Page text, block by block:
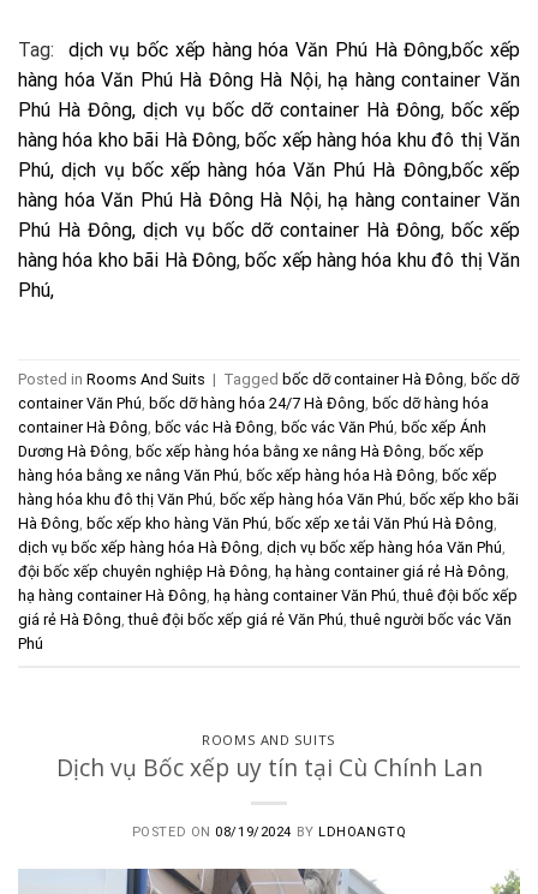
Tag: dịch vụ bốc xếp hàng hóa Văn Phú Hà Đông,bốc xếp
hàng hóa Văn Phú Hà Đông Hà Nội,hạ hàng container Văn
Phú Hà Đông, dịch vụ bốc dỡ container Hà Đông, bốc xếp
hàng hóa kho bãi Hà Đông,bốc xếp hàng hóa khu đô thị Văn
Phú, dịch vụ bốc xếp hàng hóa Văn Phú Hà Đông,bốc xếp
hàng hóa Văn Phú Hà Đông Hà Nội,hạ hàng container Văn
Phú Hà Đông, dịch vụ bốc dỡ container Hà Đông, bốc xếp
hàng hóa kho bãi Hà Đông,bốc xếp hàng hóa khu đô thị Văn
Phú,
Posted in Rooms And Suits | Tagged bốc dỡ container Hà Đông, bốc dỡ
container Văn Phú, bốc dỡ hàng hóa 24/7 Hà Đông, bốc dỡ hàng hóa
container Hà Đông, bốc vác Hà Đông, bốc vác Văn Phú, bốc xếp Ánh
Dương Hà Đông, bốc xếp hàng hóa bằng xe nâng Hà Đông, bốc xếp
hàng hóa bằng xe nâng Văn Phú, bốc xếp hàng hóa Hà Đông, bốc xếp
hàng hóa khu đô thị Văn Phú, bốc xếp hàng hóa Văn Phú, bốc xếp kho bãi
Hà Đông, bốc xếp kho hàng Văn Phú, bốc xếp xe tải Văn Phú Hà Đông,
dịch vụ bốc xếp hàng hóa Hà Đông, dịch vụ bốc xếp hàng hóa Văn Phú,
đội bốc xếp chuyên nghiệp Hà Đông, hạ hàng container giá rẻ Hà Đông,
hạ hàng container Hà Đông, hạ hàng container Văn Phú,thuê đội bốc xếp
giá rẻ Hà Đông,thuê đội bốc xếp giá rẻ Văn Phú,thuê người bốc vác Văn
Phú
ROOMS AND SUITS
Dịch vụ Bốc xếp uy tín tại Cù Chính Lan
POSTED ON 08/19/2024 BYLDHOANGTQ